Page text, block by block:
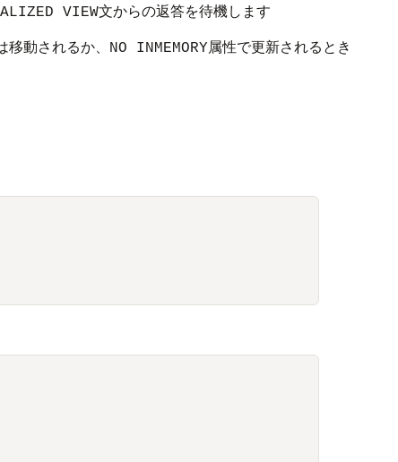
VIEW文からの返答を待機します
動されるか、
NO INMEMORY属性で更新されるとき